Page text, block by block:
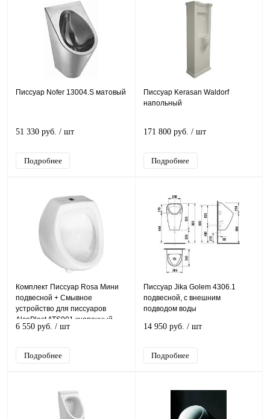
Писсуар Nofer 13004.S матовый
51 330 руб. / шт
Подробнее
Писсуар Kerasan Waldorf
напольный
171 800 руб. / шт
Подробнее
Комплект Писсуар Rosa Мини
подвесной + Смывное
устройство для писсуаров
AlcaPlast ATS001 кнопочный
вентиль
6 550 руб. / шт
Подробнее
Писсуар Jika Golem 4306.1
подвесной, с внешним
подводом воды
14 950 руб. / шт
Подробнее